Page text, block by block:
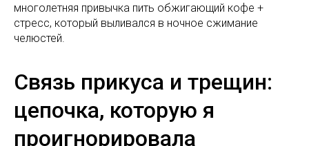
многолетняя привычка пить обжигающий кофе +
стресс, который выливался в ночное сжимание
челюстей.
Связь прикуса и трещин:
цепочка, которую я
проигнорировала